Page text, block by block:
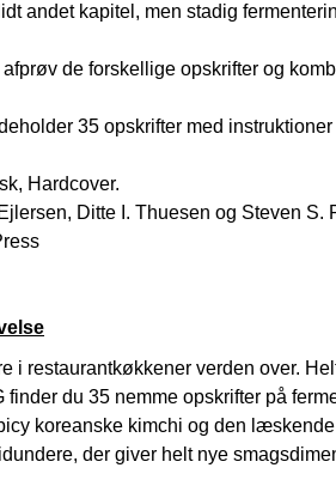
andet kapitel, men stadig
de forskellige opskrifter og
35 opskrifter med
Hardcover.
Ditte I. Thuesen og Steven S.
i restaurantkøkkener verden over.
finder du 35 nemme opskrifter på
koreanske kimchi og den
der giver helt nye